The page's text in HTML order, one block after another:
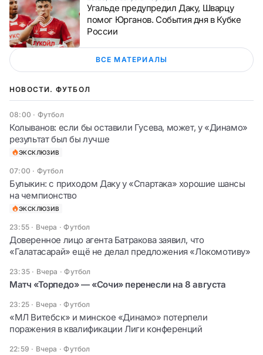
Угальде предупредил Даку, Шварцу
помог Юрганов. События дня в Кубке
России
ВСЕ МАТЕРИАЛЫ
НОВОСТИ. ФУТБОЛ
08:00 · Футбол
Колыванов: если бы оставили Гусева, может, у «Динамо»
результат был бы лучше
ЭКСКЛЮЗИВ
07:00 · Футбол
Булыкин: с приходом Даку у «Спартака» хорошие шансы
на чемпионство
ЭКСКЛЮЗИВ
23:55 · Вчера ·Футбол
Доверенное лицо агента Батракова заявил, что
«Галатасарай» ещё не делал предложения «Локомотиву»
23:35 · Вчера ·Футбол
Матч «Торпедо» — «Сочи» перенесли на 8 августа
23:25 · Вчера ·Футбол
«МЛ Витебск» и минское «Динамо» потерпели
поражения в квалификации Лиги конференций
22:59 · Вчера ·Футбол